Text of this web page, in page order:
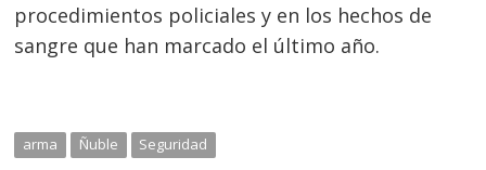
procedimientos policiales y en los hechos de
sangre que han marcado el último año.
arma Ñuble Seguridad